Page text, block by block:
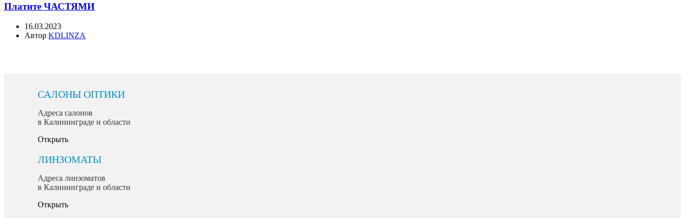
Платите ЧАСТЯМИ
16.03.2023
Автор KDLINZA
САЛОНЫ ОПТИКИ
Адреса салонов
в Калининграде и области
Открыть
ЛИНЗОМАТЫ
Адреса линзоматов
в Калининграде и области
Открыть